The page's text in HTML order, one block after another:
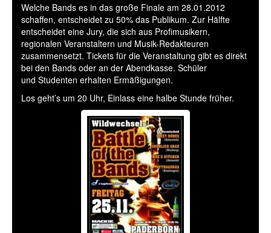
Welche Bands es in das große Finale am 28.01.2012
schaffen, entscheidet zu 50% das Publikum. Zur Hälfte
entscheidet eine Jury, die sich aus Profimusikern,
regionalen Veranstaltern und Musik-Redakteuren
zusammensetzt. Tickets für die Veranstaltung gibt es direkt
bei den Bands oder an der Abendkasse. Schüler
und Studenten erhalten Ermäßigungen.
Los geht’s um 20 Uhr, Einlass eine halbe Stunde früher.